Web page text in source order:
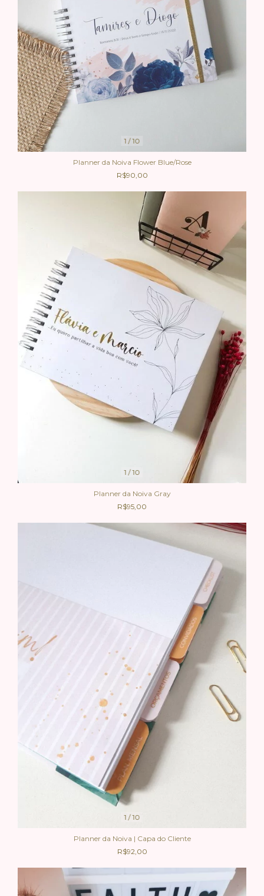
1 /10
Planner da Noiva Flower Blue/Rose
R$90,00
1 /10
Planner da Noiva Gray
R$95,00
1 /10
Planner da Noiva | Capa do Cliente
R$92,00